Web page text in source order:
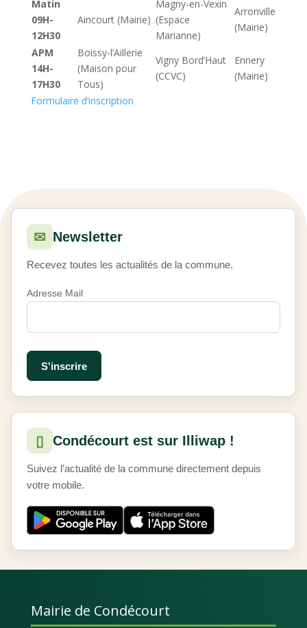
Matin
09H-
12H30
Aincourt (Mairie)
Magny-en-Vexin
(Espace
Marianne)
Arronville
(Mairie)
APM
14H-
17H30
Boissy-l’Aillerie
(Maison pour
Tous)
Vigny Bord’Haut
(CCVC)
Ennery
(Mairie)
Formulaire d’inscription
✉ Newsletter
Recevez toutes les actualités de la commune.
Adresse Mail
▯ Condécourt est sur Illiwap !
Suivez l’actualité de la commune directement depuis
votre mobile.
Mairie de Condécourt